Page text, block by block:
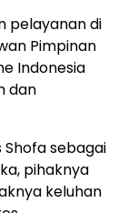
pelayanan di
Pimpinan
Indonesia
dan
Shofa sebagai
pihaknya
keluhan